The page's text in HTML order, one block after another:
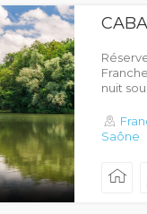
nuit
Saône